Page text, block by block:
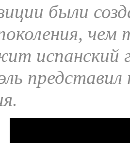
были
испанский
представил